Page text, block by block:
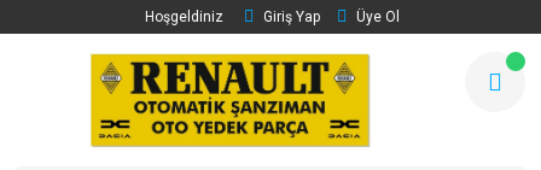
Hoşgeldiniz Giriş Yap Üye Ol